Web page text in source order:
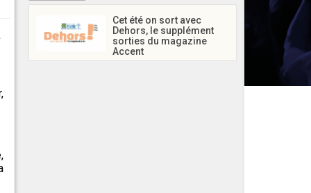
Cet été on sort avec
Dehors, le supplément
sorties du magazine
Accent